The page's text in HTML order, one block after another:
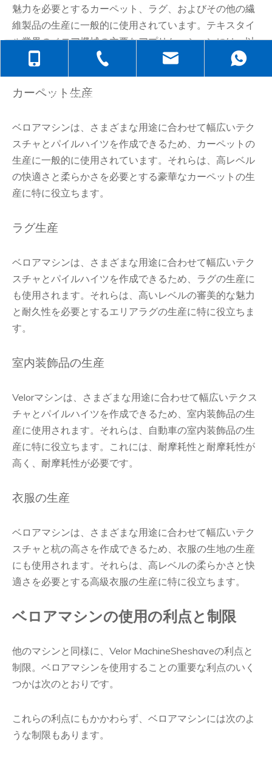
魅力を必要とするカーペット、ラグ、およびその他の繊
維製品の生産に一般的に使用されています。テキスタイ
ル業界のベロア機械の主要なアプリケーションには、以
下が含まれます。
カーペット生産
ベロアマシンは、さまざまな用途に合わせて幅広いテク
スチャとパイルハイツを作成できるため、カーペットの
生産に一般的に使用されています。それらは、高レベル
の快適さと柔らかさを必要とする豪華なカーペットの生
産に特に役立ちます。
ラグ生産
ベロアマシンは、さまざまな用途に合わせて幅広いテク
スチャとパイルハイツを作成できるため、ラグの生産に
も使用されます。それらは、高いレベルの審美的な魅力
と耐久性を必要とするエリアラグの生産に特に役立ちま
す。
室内装飾品の生産
Velorマシンは、さまざまな用途に合わせて幅広いテクス
チャとパイルハイツを作成できるため、室内装飾品の生
産に使用されます。それらは、自動車の室内装飾品の生
産に特に役立ちます。これには、耐摩耗性と耐摩耗性が
高く、耐摩耗性が必要です。
衣服の生産
ベロアマシンは、さまざまな用途に合わせて幅広いテク
スチャと杭の高さを作成できるため、衣服の生地の生産
にも使用されます。それらは、高レベルの柔らかさと快
適さを必要とする高級衣服の生産に特に役立ちます。
ベロアマシンの使用の利点と制限
他のマシンと同様に、Velor MachineSheshaveの利点と
制限。ベロアマシンを使用することの重要な利点のいく
つかは次のとおりです。
これらの利点にもかかわらず、ベロアマシンには次のよ
うな制限もあります。
+86-138-6499-6670
+86-139-6232-6695
+86-512-5258-1232